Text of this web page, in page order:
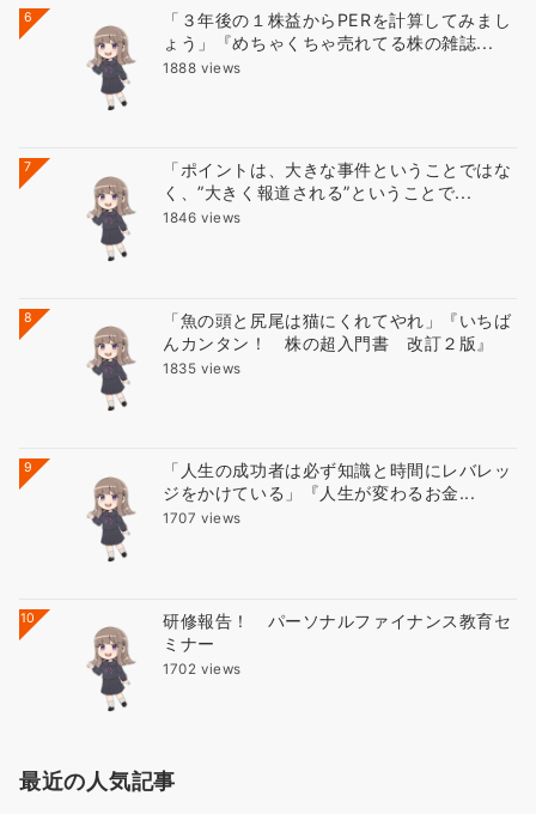
6
「３年後の１株益からPERを計算してみまし
ょう」『めちゃくちゃ売れてる株の雑誌...
1888 views
7
「ポイントは、大きな事件ということではな
く、”大きく報道される”ということで...
1846 views
8
「魚の頭と尻尾は猫にくれてやれ」『いちば
んカンタン！ 株の超入門書 改訂２版』
1835 views
9
「人生の成功者は必ず知識と時間にレバレッ
ジをかけている」『人生が変わるお金...
1707 views
10
研修報告！ パーソナルファイナンス教育セ
ミナー
1702 views
最近の人気記事